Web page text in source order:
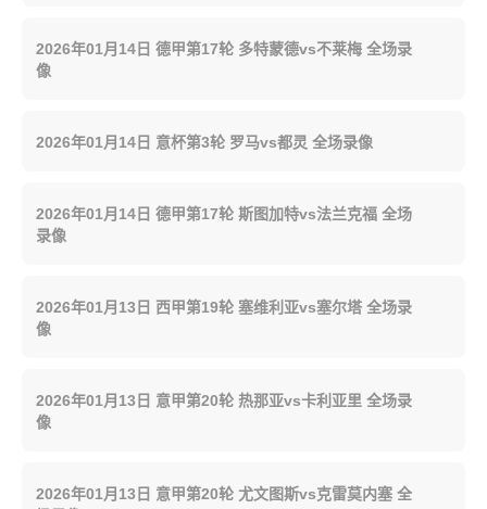
2026年01月14日 德甲第17轮 多特蒙德vs不莱梅 全场录
像
2026年01月14日 意杯第3轮 罗马vs都灵 全场录像
2026年01月14日 德甲第17轮 斯图加特vs法兰克福 全场
录像
2026年01月13日 西甲第19轮 塞维利亚vs塞尔塔 全场录
像
2026年01月13日 意甲第20轮 热那亚vs卡利亚里 全场录
像
2026年01月13日 意甲第20轮 尤文图斯vs克雷莫内塞 全